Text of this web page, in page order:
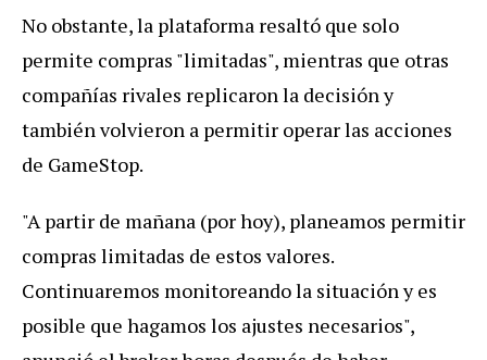
No obstante, la plataforma resaltó que solo
permite compras "limitadas", mientras que otras
compañías rivales replicaron la decisión y
también volvieron a permitir operar las acciones
de GameStop.
"A partir de mañana (por hoy), planeamos permitir
compras limitadas de estos valores.
Continuaremos monitoreando la situación y es
posible que hagamos los ajustes necesarios",